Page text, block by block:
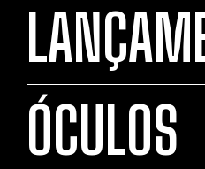
ÓCULOS